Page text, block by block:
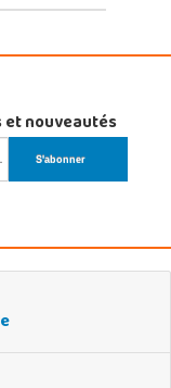
nouveautés